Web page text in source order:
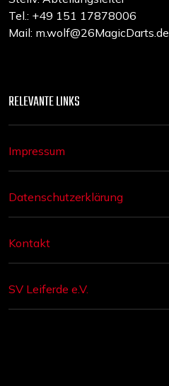
Tel.: +49 151 17878006
Mail: m.wolf@26MagicDarts.de
RELEVANTE LINKS
Impressum
Datenschutzerklärung
Kontakt
SV Leiferde e.V.